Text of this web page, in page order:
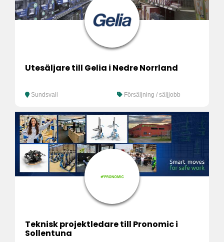
Utesäljare till Gelia i Nedre Norrland
Sundsvall Försäljning / säljjobb
Teknisk projektledare till Pronomic i
Sollentuna